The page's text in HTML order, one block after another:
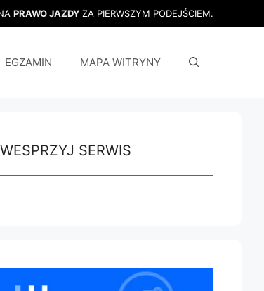
PRAWO JAZDY ZA PIERWSZYM PODEJŚCIEM.
EGZAMIN MAPA WITRYNY
WESPRZYJ SERWIS